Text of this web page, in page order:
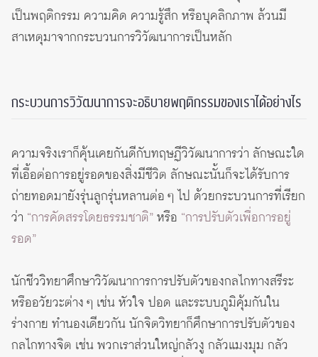
เป็นพฤติกรรม ความคิด ความรู้สึก หรือบุคลิกภาพ ล้วนมี
สาเหตุมาจากกระบวนการวิวัฒนาการเป็นหลัก
กระบวนการวิวัฒนาการจะอธิบายพฤติกรรมของเราได้อย่างไร
ความจริงเราก็คุ้นเคยกันดีกับทฤษฏีวิวัฒนาการว่า ลักษณะใด
ที่เอื้อต่อการอยู่รอดของสิ่งมีชีวิต ลักษณะนั้นก็จะได้รับการ
ถ่ายทอดมายังรุ่นลูกรุ่นหลานต่อ ๆ ไป ด้วยกระบวนการที่เรียก
ว่า “การคัดสรรโดยธรรมชาติ”หรือ “การปรับตัวเพื่อการอยู่
รอด”
นักชีววิทยาศึกษาวิวัฒนาการการปรับตัวของกลไกทางสรีระ
หรืออวัยวะต่าง ๆ เช่น หัวใจ ปอด และระบบภูมิคุ้มกันใน
ร่างกาย ทำนองเดียวกัน นักจิตวิทยาก็ศึกษาการปรับตัวของ
กลไกทางจิต เช่น พวกเราส่วนใหญ่กลัวงู กลัวแมงมุม กลัว